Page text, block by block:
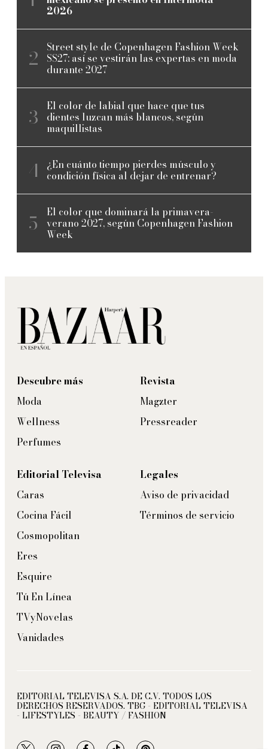
2026
Street style de Copenhagen Fashion Week
SS27: así se vestirán las expertas en moda
durante 2027
El color de labial que hace que tus
dientes luzcan más blancos, según
maquillistas
¿En cuánto tiempo pierdes músculo y
condición física al dejar de entrenar?
El color que dominará la primavera-
verano 2027, según Copenhagen Fashion
Week
Descubre más
Moda
Wellness
Perfumes
Revista
Magzter
Pressreader
Editorial Televisa
Caras
Cocina Fácil
Cosmopolitan
Eres
Esquire
Tú En Línea
TVyNovelas
Vanidades
Legales
Aviso de privacidad
Términos de servicio
EDITORIAL TELEVISA S.A. DE C.V. TODOS LOS
DERECHOS RESERVADOS. TBG - EDITORIAL TELEVISA
- LIFESTYLES - BEAUTY / FASHION